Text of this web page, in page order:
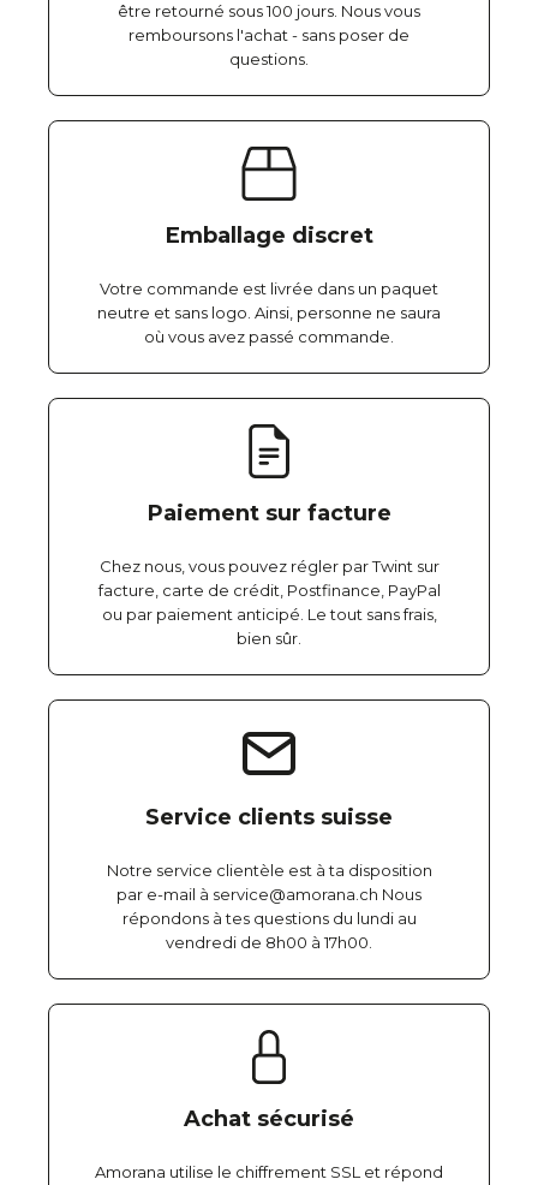
être retourné sous 100 jours. Nous vous
remboursons l'achat - sans poser de
questions.
Emballage discret
Votre commande est livrée dans un paquet
neutre et sans logo. Ainsi, personne ne saura
où vous avez passé commande.
Paiement sur facture
Chez nous, vous pouvez régler par Twint sur
facture, carte de crédit, Postfinance, PayPal
ou par paiement anticipé. Le tout sans frais,
bien sûr.
Service clients suisse
Notre service clientèle est à ta disposition
par e-mail à service@amorana.ch Nous
répondons à tes questions du lundi au
vendredi de 8h00 à 17h00.
Achat sécurisé
Amorana utilise le chiffrement SSL et répond